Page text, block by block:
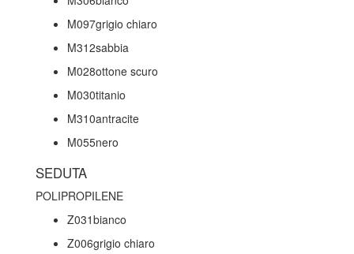
M097grigio chiaro
M312sabbia
M028ottone scuro
M030titanio
M310antracite
M055nero
SEDUTA
POLIPROPILENE
Z031bianco
Z006grigio chiaro